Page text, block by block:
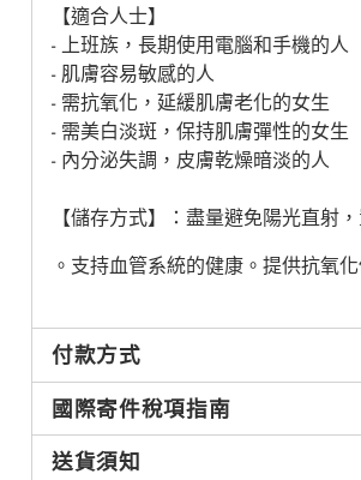
【適合人士】
- 上班族，長期使用電腦和手機的人
- 肌膚容易敏感的人
- 需抗氧化，延緩肌膚老化的女生
- 需美白淡斑，保持肌膚彈性的女生
- 內分泌失調，皮膚乾燥暗淡的人
【儲存方式】：盡量避免陽光直射
。支持血管系統的健康。提供抗氧
付款方式
國際寄件稅項指南
送貨須知